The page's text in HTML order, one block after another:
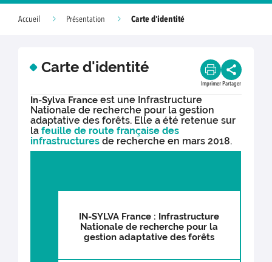
Accueil Présentation Carte d'identité
Carte d'identité
Imprimer Partager
In-Sylva France est une Infrastructure
Nationale de recherche pour la gestion
adaptative des forêts. Elle a été retenue sur
lafeuille de route française des
infrastructures de recherche en mars 2018.
IN-SYLVA France : Infrastructure
Nationale de recherche pour la
gestion adaptative des forêts